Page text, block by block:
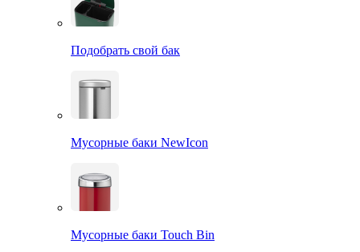
Подобрать свой бак
Мусорные баки NewIcon
Мусорные баки Touch Bin